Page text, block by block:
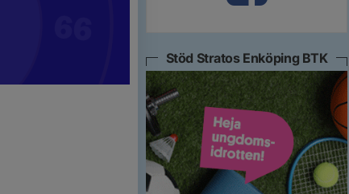
Stöd Stratos Enköping BTK